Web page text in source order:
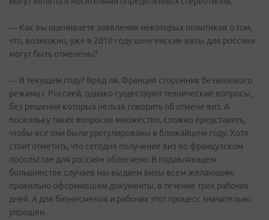
— Как вы оцениваете заявления некоторых политиков о том,
что, возможно, уже в 2010 году шенгенские визы для россиян
могут быть отменены?
— В текущем году? Вряд ли. Франция сторонник безвизового
режима с Россией, однако существуют технические вопросы,
без решения которых нельзя говорить об отмене виз. А
поскольку таких вопросов множество, сложно представить,
чтобы все они были урегулированы в ближайшем году. Хотя
стоит отметить, что сегодня получение виз во французском
посольстве для россиян облегчено. В подавляющем
большинстве случаев мы выдаем визы всем желающим,
правильно оформившим документы, в течение трех рабочих
дней. А для бизнесменов и рабочих этот процесс значительно
упрощен.